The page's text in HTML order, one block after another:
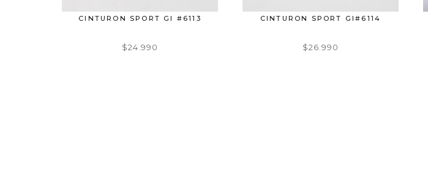
CINTURON SPORT GI #6113
$24.990
CINTURON SPORT GI#6114
$26.990